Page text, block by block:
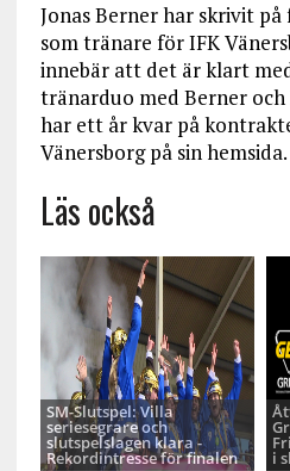
Jonas Berner har skrivit
som tränare för IFK
innebär att det är klart
tränarduo med Berner och
har ett år kvar på
Vänersborg på sin hemsida.
Läs också
SM-Slutspel: Villa
seriesegrare och
slutspelslagen klara -
Rekordintresse för finalen i